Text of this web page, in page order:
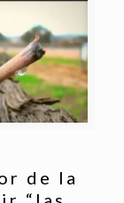
de la